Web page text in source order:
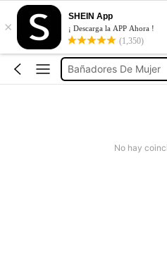
×
SHEIN App
¡ Descarga la APP Ahora !
(1,350)
Vestido Verano Mujer
Bikinis Mujer
Bañadores De Mujer
Missguided
No hay